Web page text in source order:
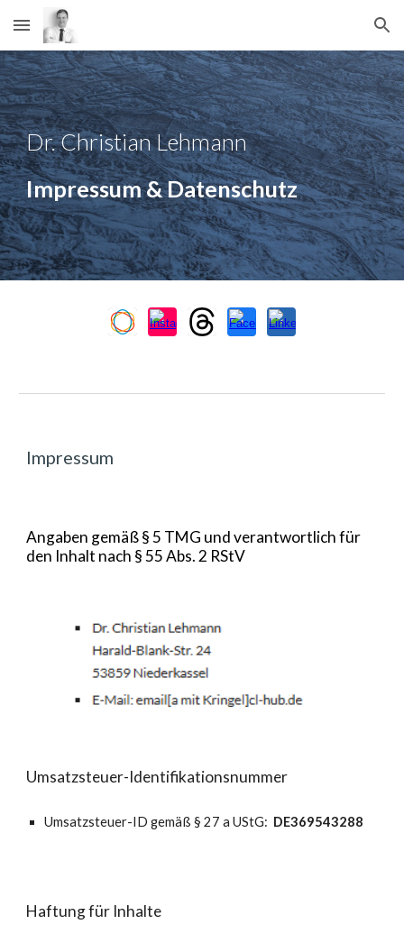
Skip to main content Skip to navigation
Dr. Christian Lehmann
Impressum & Datenschutz
Impressum
Angaben gemäß § 5 TMG und verantwortlich für
den Inhalt nach § 55 Abs. 2 RStV
Umsatzsteuer-Identifikationsnummer
Umsatzsteuer-ID gemäß § 27 a UStG: DE369543288
Haftung für Inhalte